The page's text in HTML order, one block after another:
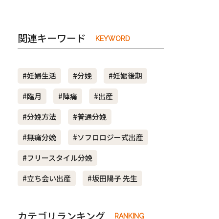
関連キーワード KEYWORD
#妊婦生活 #分娩
#妊娠後期
#臨月
#陣痛
#出産
#分娩方法
#普通分娩
#無痛分娩
#ソフロロジー式出産
#フリースタイル分娩
#立ち会い出産
#坂田陽子 先生
カテゴリランキング RANKING